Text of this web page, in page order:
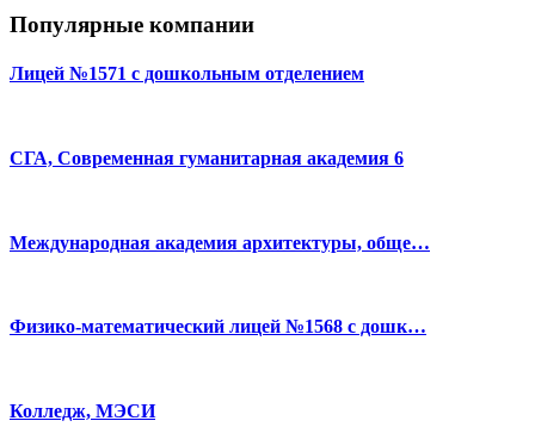
Популярные компании
Лицей №1571 с дошкольным отделением
СГА, Современная гуманитарная академия 6
Международная академия архитектуры, обще…
Физико-математический лицей №1568 с дошк…
Колледж, МЭСИ